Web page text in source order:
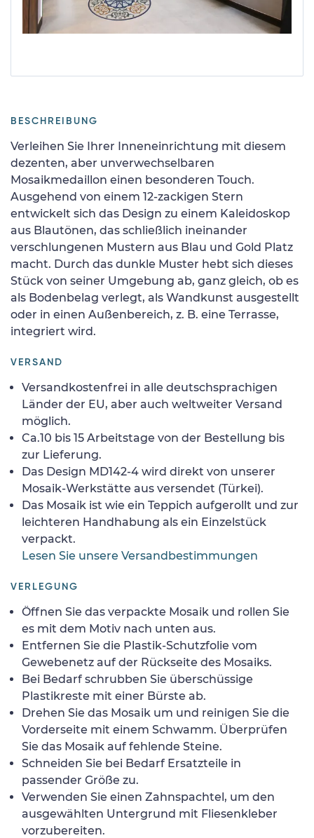
BESCHREIBUNG
Verleihen Sie Ihrer Inneneinrichtung mit diesem
dezenten, aber unverwechselbaren
Mosaikmedaillon einen besonderen Touch.
Ausgehend von einem 12-zackigen Stern
entwickelt sich das Design zu einem Kaleidoskop
aus Blautönen, das schließlich ineinander
verschlungenen Mustern aus Blau und Gold Platz
macht. Durch das dunkle Muster hebt sich dieses
Stück von seiner Umgebung ab, ganz gleich, ob es
als Bodenbelag verlegt, als Wandkunst ausgestellt
oder in einen Außenbereich, z. B. eine Terrasse,
integriert wird.
VERSAND
Versandkostenfrei in alle deutschsprachigen
Länder der EU, aber auch weltweiter Versand
möglich.
Ca.10 bis 15 Arbeitstage von der Bestellung bis
zur Lieferung.
Das Design MD142-4 wird direkt von unserer
Mosaik-Werkstätte aus versendet (Türkei).
Das Mosaik ist wie ein Teppich aufgerollt und zur
leichteren Handhabung als ein Einzelstück
verpackt.
Lesen Sie unsere Versandbestimmungen
VERLEGUNG
Öffnen Sie das verpackte Mosaik und rollen Sie
es mit dem Motiv nach unten aus.
Entfernen Sie die Plastik-Schutzfolie vom
Gewebenetz auf der Rückseite des Mosaiks.
Bei Bedarf schrubben Sie überschüssige
Plastikreste mit einer Bürste ab.
Drehen Sie das Mosaik um und reinigen Sie die
Vorderseite mit einem Schwamm. Überprüfen
Sie das Mosaik auf fehlende Steine.
Schneiden Sie bei Bedarf Ersatzteile in
passender Größe zu.
Verwenden Sie einen Zahnspachtel, um den
ausgewählten Untergrund mit Fliesenkleber
vorzubereiten.